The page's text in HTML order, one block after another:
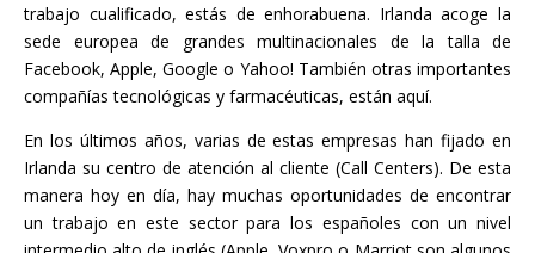
trabajo cualificado, estás de enhorabuena. Irlanda acoge la
sede europea de grandes multinacionales de la talla de
Facebook, Apple, Google o Yahoo! También otras importantes
compañías tecnológicas y farmacéuticas, están aquí.
En los últimos años, varias de estas empresas han fijado en
Irlanda su centro de atención al cliente (Call Centers). De esta
manera hoy en día, hay muchas oportunidades de encontrar
un trabajo en este sector para los españoles con un nivel